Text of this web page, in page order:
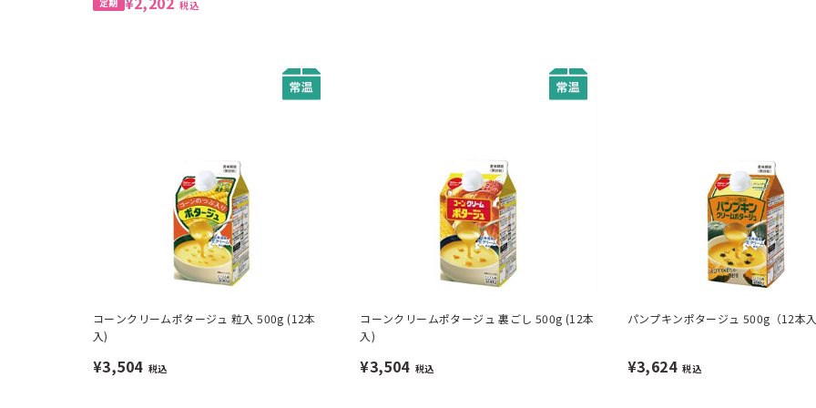
税込
コーンクリームポタージュ 粒入 500g (12本
入)
¥3,504 税込
コーンクリームポタージュ 裏ごし 500g (12本
入)
¥3,504 税込
パンプキンポタージュ 500g（12本
¥3,624 税込